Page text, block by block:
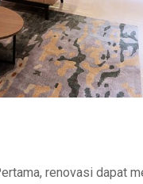
renovasi dapat